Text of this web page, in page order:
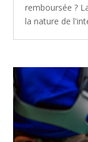
remboursée ?
la nature de